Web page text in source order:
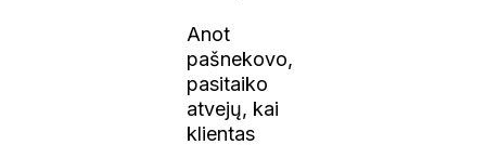
Anot
pašnekovo,
pasitaiko
atvejų, kai
klientas